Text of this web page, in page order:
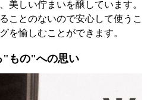
美しい佇まいを醸しています。
ことのないので安心して使うこ
を愉しむことができます。
"もの"への思い